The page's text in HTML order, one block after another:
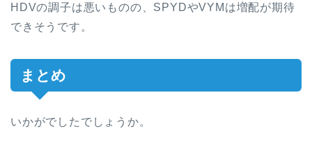
HDVの調子は悪いものの、SPYDやVYMは増配が期待
できそうです。
まとめ
いかがでしたでしょうか。